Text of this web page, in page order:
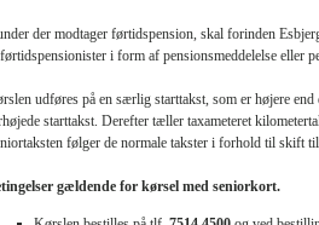
der modtager førtidspension, skal forinden
i form af pensionsmeddelelse eller
udføres på en særlig starttakst, som er højere
starttakst. Derefter tæller taxameteret
følger de normale takster i forhold til skift
gældende for kørsel med seniorkort.